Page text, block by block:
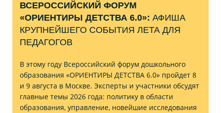
ВСЕРОССИЙСКИЙ ФОРУМ
«ОРИЕНТИРЫ ДЕТСТВА 6.0»: АФИША
КРУПНЕЙШЕГО СОБЫТИЯ ЛЕТА ДЛЯ
ПЕДАГОГОВ
В этому году Всероссийский форум дошкольного
образования «ОРИЕНТИРЫ ДЕТСТВА 6.0» пройдет 8
и 9 августа в Москве. Эксперты и участники обсудят
главные темы 2026 года: политику в области
образования, управление, новейшие исследования